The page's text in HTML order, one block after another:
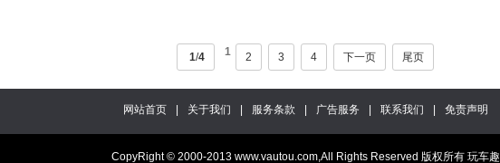
1/4 1 2 3 4 下一页 尾页
网站首页 关于我们 服务条款 广告服务 联系我们 免责声明
CopyRight © 2000-2013 www.vautou.com,All Rights Reserved 版权所有 玩车趣